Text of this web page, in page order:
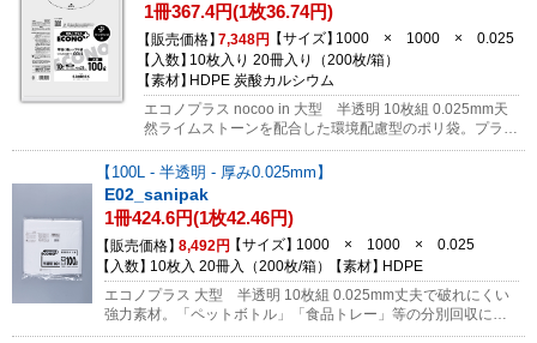
1冊367.4円(1枚36.74円)
販売価格 7,348円 サイズ
1000 × 1000 × 0.025
入数
10枚入り 20冊入り（200枚/箱）
素材
HDPE 炭酸カルシウム
エコノプラス nocoo in 大型 半透明 10枚組 0.025mm天
然ライムストーンを配合した環境配慮型のポリ袋。プラス
チック使用量を抑え、燃焼時のCO2（二酸化炭素）を
20%以上削減します。「ペットボトル」「食品トレー」等
の分別回収に適した大容量タイプ。※耐冷温
度-30℃nocooのご紹介(※YouTubeの動画が開きます)紹介
動画① 紹介動画②※返品不可商品です。ご購入前に必ず
商品のお間違いがないかご確認をお願いします。サンプル
のご依頼はコチラから
100L - 半透明 - 厚み0.025mm
E02_sanipak
1冊424.6円(1枚42.46円)
販売価格 8,492円 サイズ
1000 × 1000 × 0.025
入数
10枚入 20冊入（200枚/箱） 素材
HDPE
エコノプラス 大型 半透明 10枚組 0.025mm丈夫で破れにくい
強力素材。「ペットボトル」「食品トレー」等の分別回収に適
した大容量タイプ。※当社品以外（日本サニパック製品、丸富